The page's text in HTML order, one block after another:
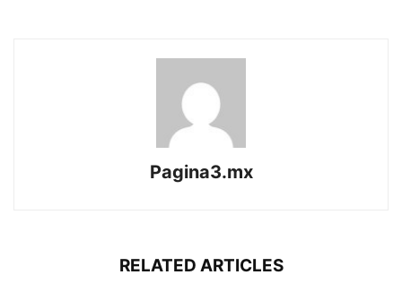
Pagina3.mx
RELATED ARTICLES